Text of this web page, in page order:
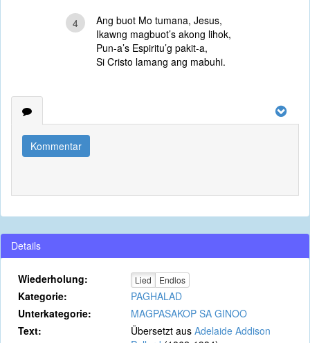
4
Ang buot Mo tumana, Jesus,
Ikawng magbuot’s akong lihok,
Pun-a’s Espiritu’g pakit-a,
Si Cristo lamang ang mabuhi.
Kommentar
Details
Wiederholung: Lied Endlos
Kategorie:
PAGHALAD
Unterkategorie:
MAGPASAKOP SA GINOO
Text:
Übersetzt aus Adelaide Addison